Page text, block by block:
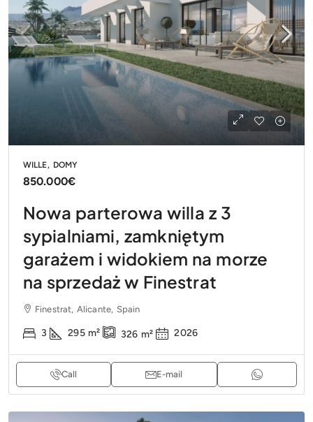
WILLE, DOMY
850.000€
Nowa parterowa willa z 3
sypialniami, zamkniętym
garażem i widokiem na morze
na sprzedaż w Finestrat
Finestrat, Alicante, Spain
3 295 m² 326 m² 2026
Call E-mail